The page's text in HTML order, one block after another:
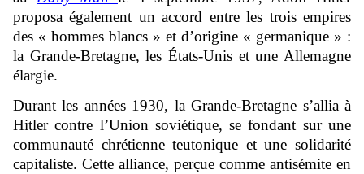
proposa également un accord entre les trois empires
des « hommes blancs » et d’origine « germanique » :
la Grande-Bretagne, les États-Unis et une Allemagne
élargie.
Durant les années 1930, la Grande-Bretagne s’allia à
Hitler contre l’Union soviétique, se fondant sur une
communauté chrétienne teutonique et une solidarité
capitaliste. Cette alliance, perçue comme antisémite en